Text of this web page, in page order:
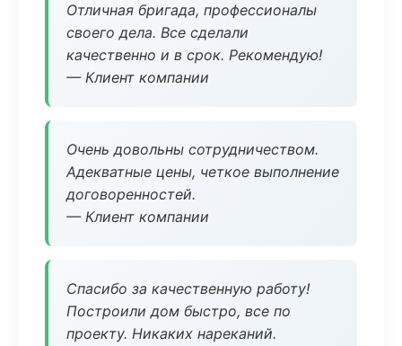
Отличная бригада, профессионалы
своего дела. Все сделали
качественно и в срок. Рекомендую!
— Клиент компании
Очень довольны сотрудничеством.
Адекватные цены, четкое выполнение
договоренностей.
— Клиент компании
Спасибо за качественную работу!
Построили дом быстро, все по
проекту. Никаких нареканий.